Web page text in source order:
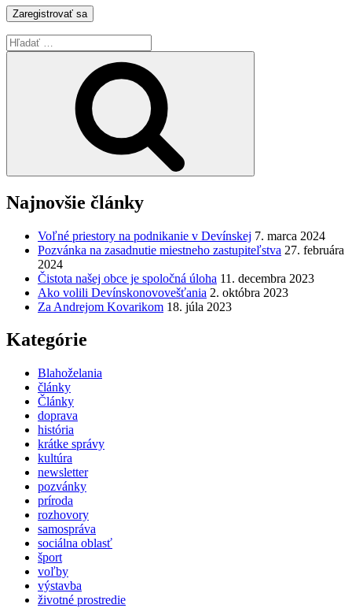
Hľadať:
Najnovšie články
Voľné priestory na podnikanie v Devínskej 7. marca 2024
Pozvánka na zasadnutie miestneho zastupiteľstva 27. februára
2024
Čistota našej obce je spoločná úloha 11. decembra 2023
Ako volili Devínskonovovešťania 2. októbra 2023
Za Andrejom Kovarikom 18. júla 2023
Kategórie
Blahoželania
články
Články
doprava
história
krátke správy
kultúra
newsletter
pozvánky
príroda
rozhovory
samospráva
sociálna oblasť
šport
voľby
výstavba
životné prostredie